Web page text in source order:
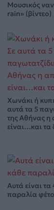
Μουσικός
rain» (βίντεο)
Χωνάκι ή
αυτά τα 5
της Αθήνας η
είναι…και τα
Αυτά είναι
παραλία